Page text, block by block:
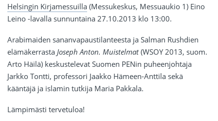
Helsingin Kirjamessuilla (Messukeskus, Messuaukio 1) Eino
Leino -lavalla sunnuntaina 27.10.2013 klo 13:00.
Arabimaiden sananvapaustilanteesta ja Salman Rushdien
elämäkerrasta Joseph Anton. Muistelmat(WSOY 2013, suom.
Arto Häilä) keskustelevat Suomen PENin puheenjohtaja
Jarkko Tontti, professori Jaakko Hämeen-Anttila sekä
kääntäjä ja islamin tutkija Maria Pakkala.
Lämpimästi tervetuloa!